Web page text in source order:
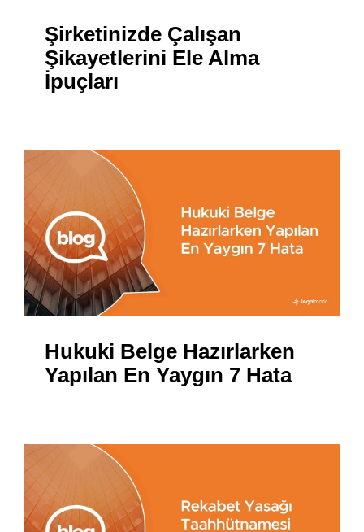
Şirketinizde Çalışan
Şikayetlerini Ele Alma
İpuçları
Hukuki Belge Hazırlarken
Yapılan En Yaygın 7 Hata